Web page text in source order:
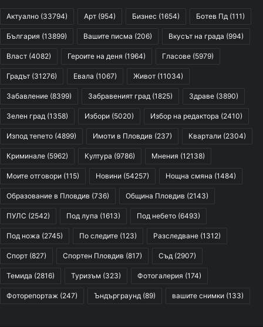
Актуално (33794) Арт (954) Бизнес (1654) Ботев Пд (111)
България (13899) Вашите писма (206) Вкусът на града (994)
Власт (4082) Героите на деня (1964) Гласове (5979)
Градът (31276) Евала (1067) Живот (11034)
Забавление (8399) Забравеният град (1825) Здраве (3890)
Зелен град (1358) Избори (5020) Избор на редактора (2410)
Изпод тепето (4899) Имоти в Пловдив (237) Квартали (2304)
Криминале (5962) Култура (9786) Мнения (12138)
Моите отговори (115) Новини (54257) Нощна смяна (1484)
Образование в Пловдив (736) Община Пловдив (2143)
ПУЛС (2542) Под лупа (1613) Под небето (6493)
Под ножа (2745) По следите (123) Разследване (1312)
Спорт (827) Спортен Пловдив (817) Съд (2907)
Темида (2816) Туризъм (323) Фотогалерия (174)
Фоторепортаж (247) Ъндърграунд (89) вашите снимки (133)